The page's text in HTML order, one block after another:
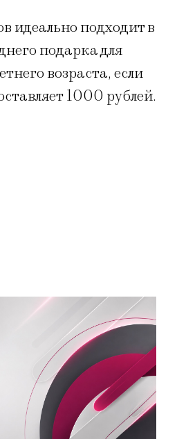
идеально подходит в
подарка для
возраста, если
1000 рублей.